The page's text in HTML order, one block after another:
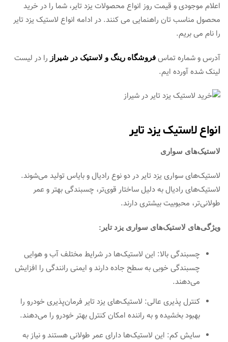
اعلام موجودی و قیمت روز انواع محصولات یزد تایر، شما را در خرید
محصول مناسب تان راهنمایی می کنند. در ادامه انواع لاستیک یزد تایر
را نام می بریم.
آدرس و شماره تماس فروشگاه رینگ و لاستیک در شیراز را در لیست
لینک شده آورده ایم.
انواع لاستیک یزد تایر
لاستیک‌های سواری
لاستیک‌های سواری یزد تایر در دو نوع رادیال و بایاس تولید می‌شوند.
لاستیک‌های رادیال به دلیل ساختار قوی‌تر، چسبندگی بهتر و عمر
طولانی‌تر، محبوبیت بیشتری دارند.
ویژگی‌های لاستیک‌های سواری یزد تایر:
چسبندگی بالا: این لاستیک‌ها در شرایط مختلف آب و هوایی
چسبندگی خوبی به سطح جاده دارند و ایمنی رانندگی را افزایش
می‌دهند.
کنترل پذیری عالی: لاستیک‌های یزد تایر فرمان‌پذیری خودرو را
بهبود بخشیده و به راننده امکان کنترل بهتر خودرو را می‌دهند.
سایش کم: این لاستیک‌ها دارای عمر طولانی هستند و نیاز به